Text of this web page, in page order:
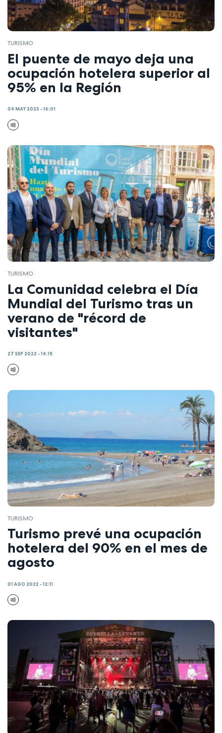
TURISMO
El puente de mayo deja una
ocupación hotelera superior al
95% en la Región
04 MAY 2023 - 16:01
TURISMO
La Comunidad celebra el Día
Mundial del Turismo tras un
verano de "récord de
visitantes"
27 SEP 2022 - 14:15
TURISMO
Turismo prevé una ocupación
hotelera del 90% en el mes de
agosto
01 AGO 2022 - 12:11